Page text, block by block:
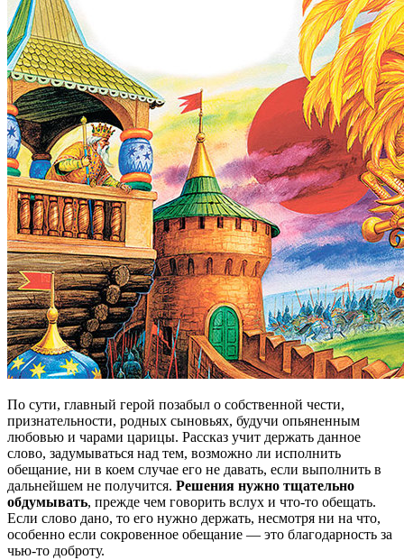
По сути, главный герой позабыл о собственной чести,
признательности, родных сыновьях, будучи опьяненным
любовью и чарами царицы. Рассказ учит держать данное
слово, задумываться над тем, возможно ли исполнить
обещание, ни в коем случае его не давать, если выполнить в
дальнейшем не получится. Решения нужно тщательно
обдумывать, прежде чем говорить вслух и что-то обещать.
Если слово дано, то его нужно держать, несмотря ни на что,
особенно если сокровенное обещание — это благодарность за
чью-то доброту.